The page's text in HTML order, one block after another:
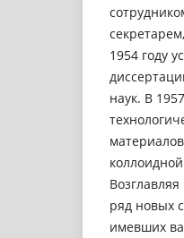
1954 году
наук. В
ряд новых
имевших